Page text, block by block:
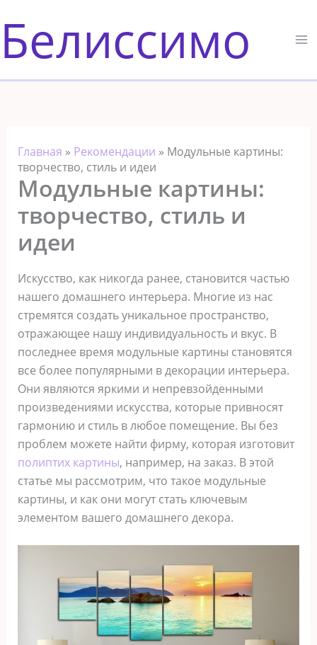
к
содержимому
Белиссимо
Главная » Рекомендации » Модульные картины:
творчество, стиль и идеи
Модульные картины:
творчество, стиль и
идеи
Искусство, как никогда ранее, становится частью
нашего домашнего интерьера. Многие из нас
стремятся создать уникальное пространство,
отражающее нашу индивидуальность и вкус. В
последнее время модульные картины становятся
все более популярными в декорации интерьера.
Они являются яркими и непревзойденными
произведениями искусства, которые привносят
гармонию и стиль в любое помещение. Вы без
проблем можете найти фирму, которая изготовит
полиптих картины, например, на заказ. В этой
статье мы рассмотрим, что такое модульные
картины, и как они могут стать ключевым
элементом вашего домашнего декора.